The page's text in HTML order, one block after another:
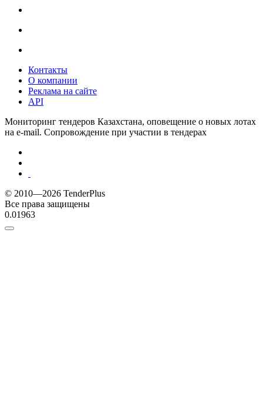
Контакты
О компании
Реклама на сайте
API
Мониторинг тендеров Казахстана, оповещение о новых лотах
на e-mail. Сопровождение при участии в тендерах
© 2010—2026 TenderPlus
Все права защищены
0.01963